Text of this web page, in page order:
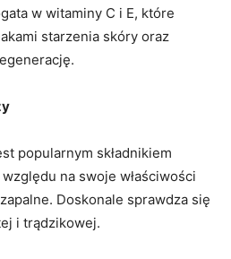
w witaminy C i E, które
starzenia skóry ‍oraz
popularnym składnikiem
na⁤ swoje właściwości
Doskonale sprawdza się
i trądzikowej.